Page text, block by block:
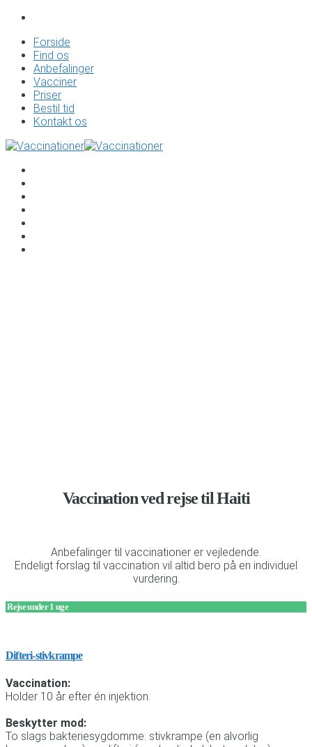
Forside
Find os
Anbefalinger
Vacciner
Priser
Bestil tid
Kontakt os
Vaccination ved rejse til Haiti
Anbefalinger til vaccinationer er vejledende.
Endeligt forslag til vaccination vil altid bero på en individuel
vurdering.
Rejse under 1 uge
Difteri-stivkrampe
Vaccination:
Holder 10 år efter én injektion.
Beskytter mod:
To slags bakteriesygdomme: stivkrampe (en alvorlig